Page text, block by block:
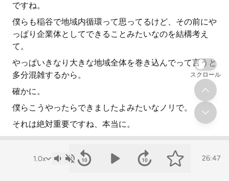
ですね。
僕らも稲谷で地域内循環って思ってるけど、その前にや
っぱり企業体としてできることみたいなのを結構考え
て。
やっぱいきなり大きな地域全体を巻き込んでって言うと
多分混雑するから。
確かに。
僕らこうやったらできましたよみたいなノリで。
それは絶対重要ですね、本当に。
そう、それがなんかやり方かなっていうふうに思ってま
26:47
スクロール